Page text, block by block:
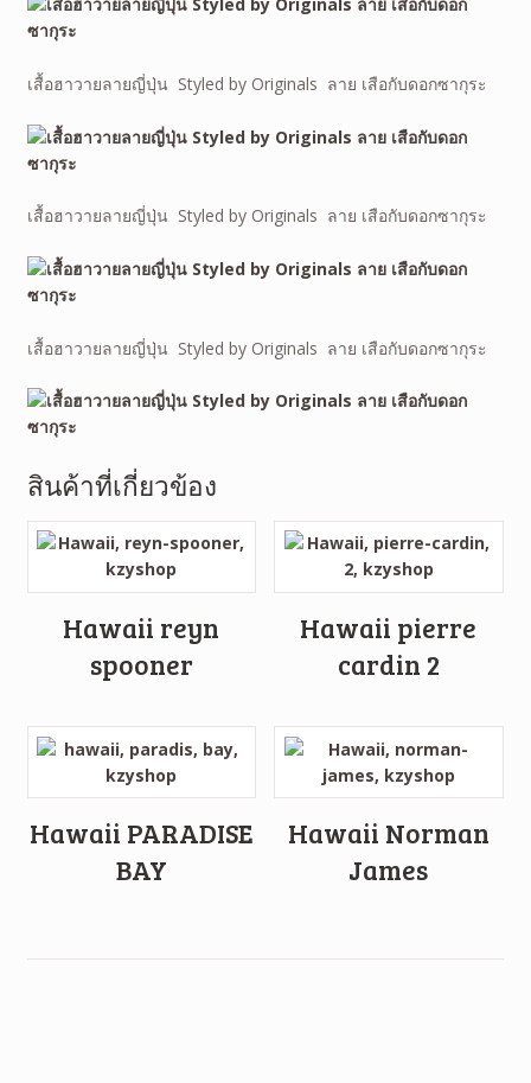
เสื้อฮาวายลายญี่ปุ่น Styled by Originals ลาย เสือกับดอกซากุระ
เสื้อฮาวายลายญี่ปุ่น Styled by Originals ลาย เสือกับดอกซากุระ
เสื้อฮาวายลายญี่ปุ่น Styled by Originals ลาย เสือกับดอกซากุระ
สินค้าที่เกี่ยวข้อง
Hawaii reyn
spooner
Hawaii pierre
cardin 2
Hawaii PARADISE
BAY
Hawaii Norman
James